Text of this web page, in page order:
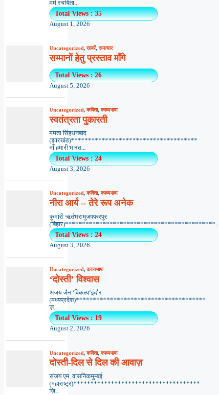
मर्म रचयिता...
Total Views : 35
August 1, 2026
Uncategorized,खबरें,समाचार
सम्मानों हेतु प्रस्ताव माँगे
Total Views : 26
August 5, 2026
Uncategorized,कविता,काव्यभाषा
स्वतंत्रता पुकारती
ममता सिंहधनबाद
(झारखंड)*************************************
माँ हमारी भारत...
Total Views : 24
August 3, 2026
Uncategorized,कविता,काव्यभाषा
नीरा आर्य – तेरे रूप अनेक
कुमारी ऋतंभरामुजफ्फरपुर
Total Views : 24
August 3, 2026
Uncategorized,काव्यभाषा
‘दोस्ती’ विश्वास
अजय जैन ‘विकल्प’इंदौर
(मध्यप्रदेश)**************************************
ज़...
Total Views : 19
August 2, 2026
Uncategorized,कविता,काव्यभाषा
दोस्ती-दिल से दिल की आवाज़
संजय एम. वासनिकमुम्बई
(महाराष्ट्र)*************************************
ज़ि...